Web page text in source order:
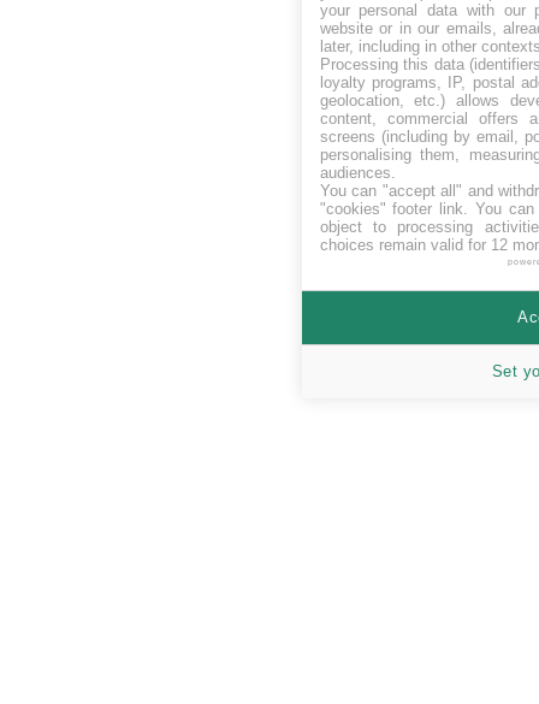
your personal data with our
website or in our emails,
later, including in other
Processing this data
loyalty programs, IP, postal
geolocation, etc.) allows
content, commercial offers
screens (including by email,
personalising them,
audiences.
You can "accept all" and
"cookies" footer link . You
object to processing
choices remain valid for 12
Set